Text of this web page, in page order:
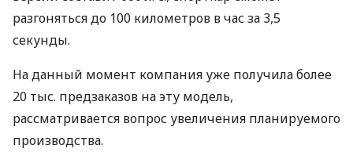
разгоняться до 100 километров в час за 3,5
секунды.
На данный момент компания уже получила более
20 тыс. предзаказов на эту модель,
рассматривается вопрос увеличения планируемого
производства.